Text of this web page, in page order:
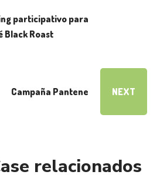
participativo para
Black Roast
Campaña Pantene NEXT